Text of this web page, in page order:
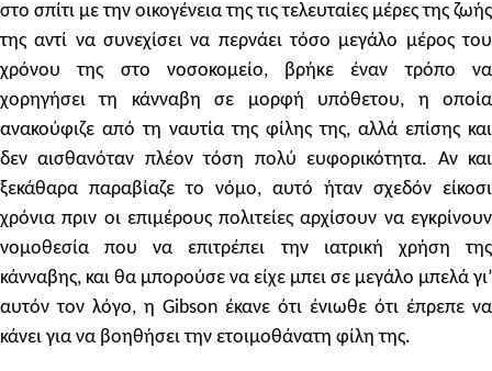
στο σπίτι με την οικογένεια της τις τελευταίες μέρες της ζωής
της αντί να συνεχίσει να περνάει τόσο μεγάλο μέρος του
χρόνου της στο νοσοκομείο, βρήκε έναν τρόπο να
χορηγήσει τη κάνναβη σε μορφή υπόθετου, η οποία
ανακούφιζε από τη ναυτία της φίλης της, αλλά επίσης και
δεν αισθανόταν πλέον τόση πολύ ευφορικότητα. Αν και
ξεκάθαρα παραβίαζε το νόμο, αυτό ήταν σχεδόν είκοσι
χρόνια πριν οι επιμέρους πολιτείες αρχίσουν να εγκρίνουν
νομοθεσία που να επιτρέπει την ιατρική χρήση της
κάνναβης, και θα μπορούσε να είχε μπει σε μεγάλο μπελά γι’
αυτόν τον λόγο, η Gibson έκανε ότι ένιωθε ότι έπρεπε να
κάνει για να βοηθήσει την ετοιμοθάνατη φίλη της.